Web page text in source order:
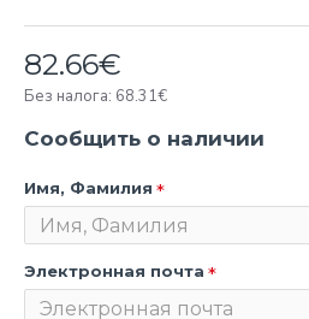
82.66€
Без налога: 68.31€
Сообщить о наличии
Имя, Фамилия
Электронная почта